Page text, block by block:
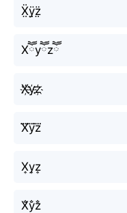
Ẍ̤ÿ̤z̤̈
Xཽyཽzཽ
X҉y҉z҉
X⃜y⃜z⃜
X͎y͎z͎
X̐y̐z̐